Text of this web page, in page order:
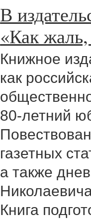
В
«Как
Книжное
как
80-летний
газетных
а также
Книга